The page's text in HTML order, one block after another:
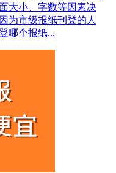
大小、字数等因素决
为市级报纸刊登的人
哪个报纸...